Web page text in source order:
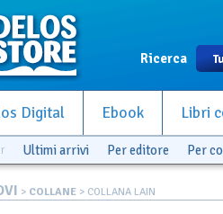
Ricerca
Digital Ebook Libri
Ultimi arrivi Per editore Per
> COLLANE > COLLANA LAIN